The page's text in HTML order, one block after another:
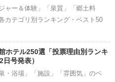
ャー＆体験」「泉質」「郷土料
カテゴリ別ランキング・ベスト50
ホテル250選「投票理由別ランキ
号発表）
・浴場」「施設」「雰囲気」のベ